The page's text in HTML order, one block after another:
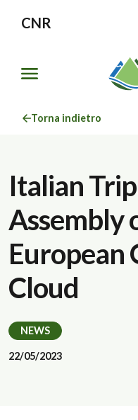
CNR
Torna indietro
Italian
Assembly
European
Cloud
NEWS
22/05/2023